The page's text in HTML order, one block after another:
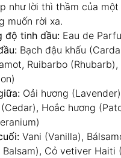
như lời thì thầm của
muốn rời xa.
độ tinh dầu: Eau de
Bạch đậu khấu
Ruibarbo (Rhubarb),
Oải hương
Hoắc hương
Vani (Vanilla),
Balsam), Cỏ vetiver Haiti